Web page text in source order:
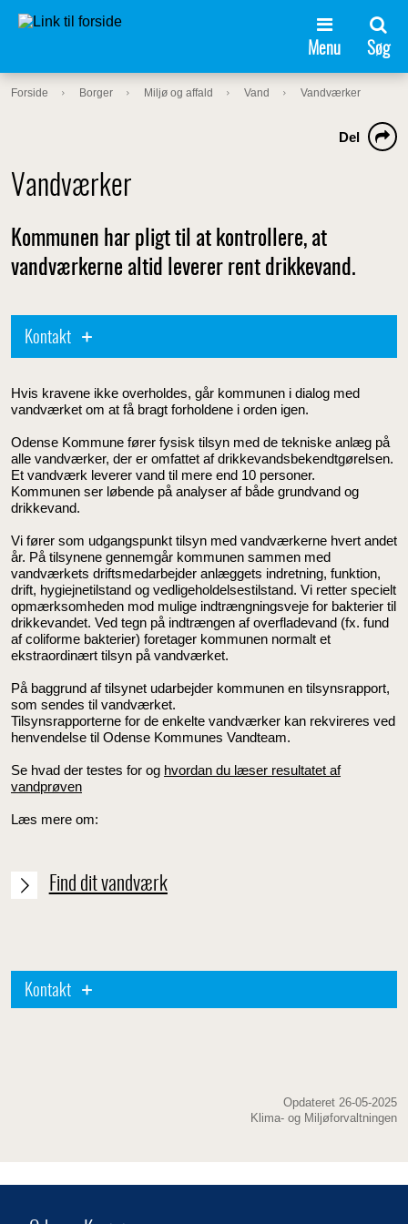
Menu Søg
Forside Borger Miljø og affald Vand Vandværker
Vandværker
Del
Kommunen har pligt til at kontrollere, at
vandværkerne altid leverer rent drikkevand.
Kontakt
Hvis kravene ikke overholdes, går kommunen i dialog med
vandværket om at få bragt forholdene i orden igen.
Odense Kommune fører fysisk tilsyn med de tekniske anlæg på
alle vandværker, der er omfattet af drikkevandsbekendtgørelsen.
Et vandværk leverer vand til mere end 10 personer.
Kommunen ser løbende på analyser af både grundvand og
drikkevand.
Vi fører som udgangspunkt tilsyn med vandværkerne hvert andet
år. På tilsynene gennemgår kommunen sammen med
vandværkets driftsmedarbejder anlæggets indretning, funktion,
drift, hygiejnetilstand og vedligeholdelsestilstand. Vi retter specielt
opmærksomheden mod mulige indtrængningsveje for bakterier til
drikkevandet. Ved tegn på indtrængen af overfladevand (fx. fund
af coliforme bakterier) foretager kommunen normalt et
ekstraordinært tilsyn på vandværket.
På baggrund af tilsynet udarbejder kommunen en tilsynsrapport,
som sendes til vandværket.
Tilsynsrapporterne for de enkelte vandværker kan rekvireres ved
henvendelse til Odense Kommunes Vandteam.
Se hvad der testes for og hvordan du læser resultatet af
vandprøven
Læs mere om:
Find dit vandværk
Kontakt
Opdateret 26-05-2025
Klima- og Miljøforvaltningen